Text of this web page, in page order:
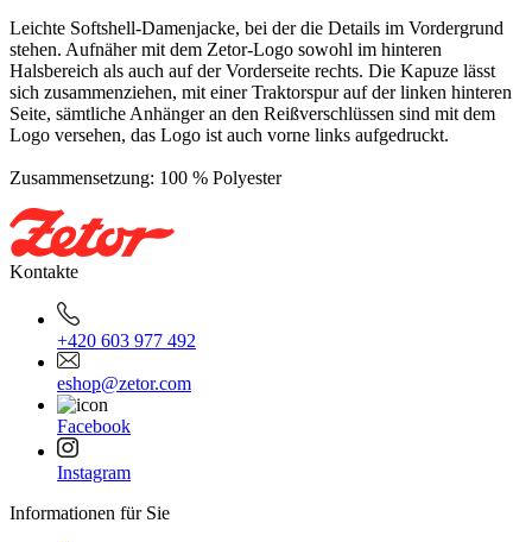
Leichte Softshell-Damenjacke, bei der die Details im Vordergrund
stehen. Aufnäher mit dem Zetor-Logo sowohl im hinteren
Halsbereich als auch auf der Vorderseite rechts. Die Kapuze lässt
sich zusammenziehen, mit einer Traktorspur auf der linken hinteren
Seite, sämtliche Anhänger an den Reißverschlüssen sind mit dem
Logo versehen, das Logo ist auch vorne links aufgedruckt.
Zusammensetzung: 100 % Polyester
Kontakte
+420 603 977 492
eshop@zetor.com
Facebook
Instagram
Informationen für Sie